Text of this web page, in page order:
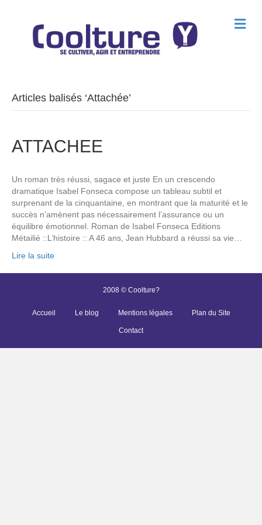
M
e
Articles balisés ‘Attachée’
ATTACHEE
Un roman très réussi, sagace et juste En un crescendo
dramatique Isabel Fonseca compose un tableau subtil et
surprenant de la cinquantaine, en montrant que la maturité et le
succès n’amènent pas nécessairement l’assurance ou un
équilibre émotionnel. Roman de Isabel Fonseca Editions
Métailié ::L’histoire :: A 46 ans, Jean Hubbard a réussi sa vie…
Lire la suite
2008 © Coolture?
Accueil Le blog Mentions légales Plan du Site
Contact